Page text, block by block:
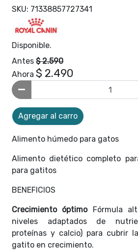
SKU: 71338857727341
Disponible.
Antes $ 2.590
Ahora $ 2.490
Agregar al carro
Alimento húmedo para gatos
Alimento dietético completo
para gatitos
BENEFICIOS
Crecimiento óptimo Fórmula
niveles adaptados de
proteínas y calcio) para cubrir
gatito en crecimiento.